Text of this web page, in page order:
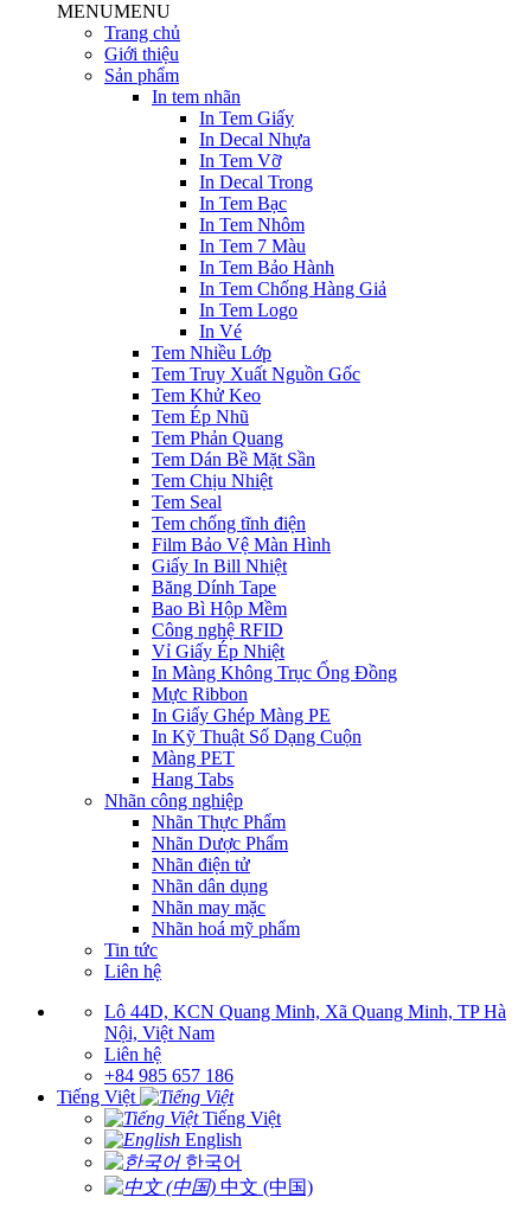
MENUMENU
Trang chủ
Giới thiệu
Sản phẩm
In tem nhãn
In Tem Giấy
In Decal Nhựa
In Tem Vỡ
In Decal Trong
In Tem Bạc
In Tem Nhôm
In Tem 7 Màu
In Tem Bảo Hành
In Tem Chống Hàng Giả
In Tem Logo
In Vé
Tem Nhiều Lớp
Tem Truy Xuất Nguồn Gốc
Tem Khử Keo
Tem Ép Nhũ
Tem Phản Quang
Tem Dán Bề Mặt Sần
Tem Chịu Nhiệt
Tem Seal
Tem chống tĩnh điện
Film Bảo Vệ Màn Hình
Giấy In Bill Nhiệt
Băng Dính Tape
Bao Bì Hộp Mềm
Công nghệ RFID
Vỉ Giấy Ép Nhiệt
In Màng Không Trục Ống Đồng
Mực Ribbon
In Giấy Ghép Màng PE
In Kỹ Thuật Số Dạng Cuộn
Màng PET
Hang Tabs
Nhãn công nghiệp
Nhãn Thực Phẩm
Nhãn Dược Phẩm
Nhãn điện tử
Nhãn dân dụng
Nhãn may mặc
Nhãn hoá mỹ phẩm
Tin tức
Liên hệ
Lô 44D, KCN Quang Minh, Xã Quang Minh, TP Hà
Nội, Việt Nam
Liên hệ
+84 985 657 186
Tiếng Việt
Tiếng Việt
English
한국어
中文 (中国)